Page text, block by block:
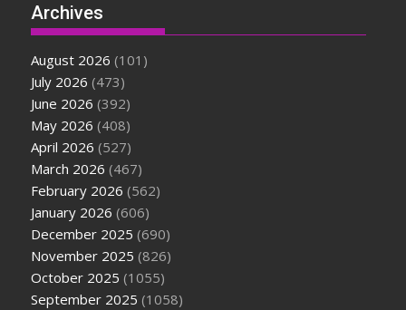
Archives
August 2026 (101)
July 2026 (473)
June 2026 (392)
May 2026 (408)
April 2026 (527)
March 2026 (467)
February 2026 (562)
January 2026 (606)
December 2025 (690)
November 2025 (826)
October 2025 (1055)
September 2025 (1058)